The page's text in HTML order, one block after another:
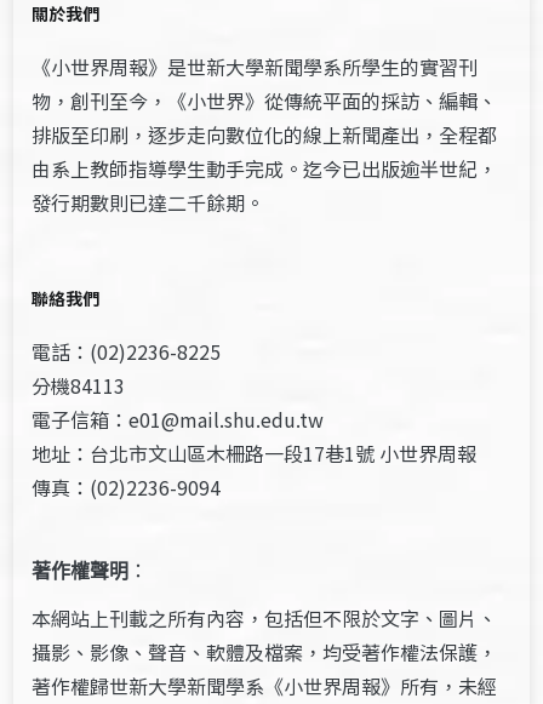
關於我們
《小世界周報》是世新大學新聞學系所學生的實習刊
物，創刊至今，《小世界》從傳統平面的採訪、編輯、
排版至印刷，逐步走向數位化的線上新聞產出，全程都
由系上教師指導學生動手完成。迄今已出版逾半世紀，
發行期數則已達二千餘期。
聯絡我們
電話：(02)2236-8225
分機84113
電子信箱：e01@mail.shu.edu.tw
地址：台北市文山區木柵路一段17巷1號 小世界周報
傳真：(02)2236-9094
著作權聲明 ：
本網站上刊載之所有內容，包括但不限於文字、圖片、
攝影、影像、聲音、軟體及檔案，均受著作權法保護，
著作權歸世新大學新聞學系《小世界周報》所有，未經